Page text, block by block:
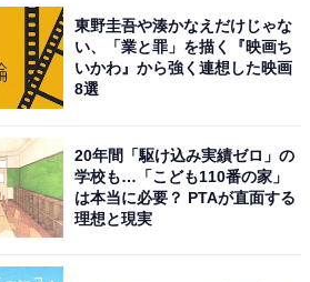
置されている家康公甲冑プラモニュメント
するのが、市内のあちこちにプラ
東野圭吾や湊かなえだけじゃな
い、「業と罪」を描く『映画ち
いかわ』から強く連想した映画
8選
20年間「駆け込み実績ゼロ」の
学校も…「こども110番の家」
は本当に必要？ PTAが直面する
理想と現実